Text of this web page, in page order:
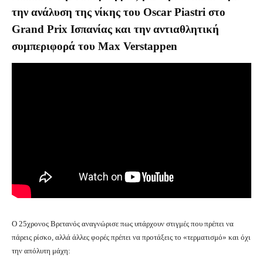
την ανάλυση της νίκης του Oscar Piastri στο
Grand Prix Ισπανίας και την αντιαθλητική
συμπεριφορά του Max Verstappen
Ο 25χρονος Βρετανός αναγνώρισε πως υπάρχουν στιγμές που πρέπει να
πάρεις ρίσκο, αλλά άλλες φορές πρέπει να προτάξεις το «τερματισμό» και όχι
την απόλυτη μάχη: